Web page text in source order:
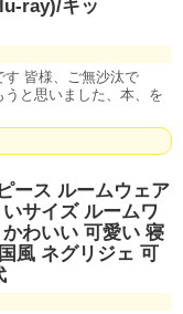
ray)/キッ
す 皆様、ご無沙汰で
と思いました、本、を
ース ルームウェア
サイズ ルームワ
わいい 可愛い 寝
風 ネグリジェ 可